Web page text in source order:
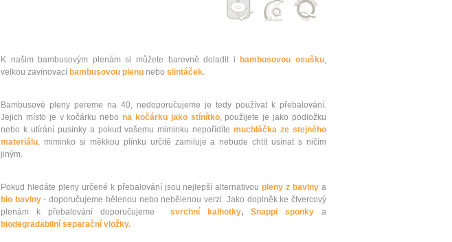
K našim bambusovým plenám si můžete barevně doladit i bambusovou osušku,
velkou zavinovací bambusovou plenu nebo slintáček.
Bambusové pleny pereme na 40, nedoporučujeme je tedy používat k přebalování.
Jejich místo je v kočárku nebona kočárku jako stínítko, použijete je jako podložku
nebo k utírání pusinky a pokud vašemu miminku nepořídítemuchláčka ze stejného
materiálu, miminko si měkkou plínku určitě zamiluje a nebude chtít usínat s ničím
jiným.
Pokud hledáte pleny určené k přebalování jsou nejlepší alternativoupleny z bavlny a
bio bavlny - doporučujeme bělenou nebo nebělenou verzi. Jako doplněk ke čtvercový
plenám k přebalování doporučujeme svrchní kalhotky, Snappi sponkya
biodegradabilní separační vložky.